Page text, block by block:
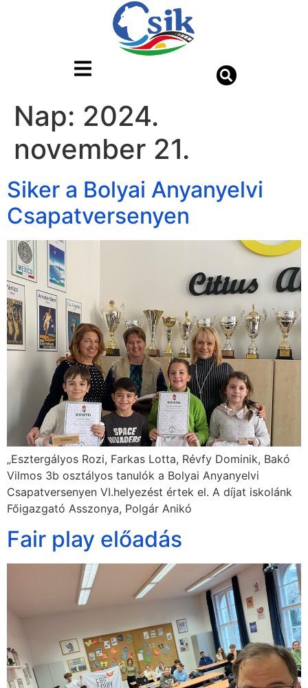
Nap: 2024.
november 21.
Siker a Bolyai Anyanyelvi
Csapatversenyen
„Esztergályos Rozi, Farkas Lotta, Révfy Dominik, Bakó
Vilmos 3b osztályos tanulók a Bolyai Anyanyelvi
Csapatversenyen VI.helyezést értek el. A díjat iskolánk
Főigazgató Asszonya, Polgár Anikó
Fair play előadás